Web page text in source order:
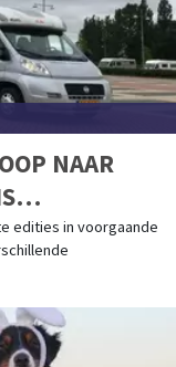
NAAR
edities in voorgaande